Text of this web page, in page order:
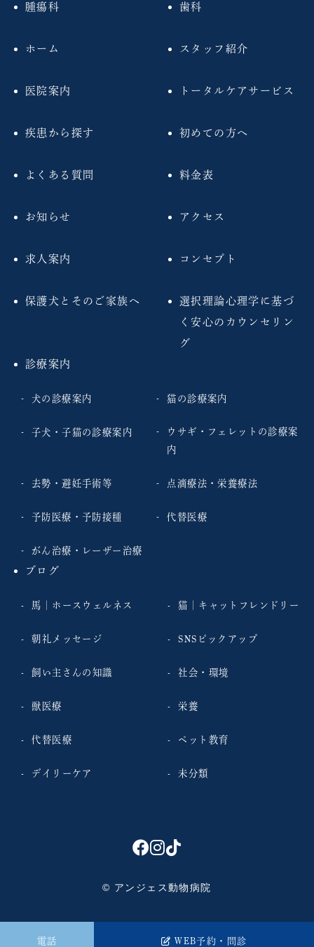
電話 WEB予約・問診
腫瘍科 歯科
ホーム スタッフ紹介
医院案内 トータルケアサービス
疾患から探す 初めての方へ
よくある質問 料金表
お知らせ アクセス
求人案内 コンセプト
保護犬とそのご家族へ
選択理論心理学に基づ
く安心のカウンセリン
グ
診療案内
犬の診療案内 猫の診療案内
子犬・子猫の診療案内
ウサギ・フェレットの診療案
内
去勢・避妊手術等 点滴療法・栄養療法
予防医療・予防接種 代替医療
がん治療・レーザー治療
ブログ
馬｜ホースウェルネス 猫｜キャットフレンドリー
朝礼メッセージ SNSピックアップ
飼い主さんの知識 社会・環境
獣医療 栄養
代替医療 ペット教育
デイリーケア 未分類
© アンジェス動物病院